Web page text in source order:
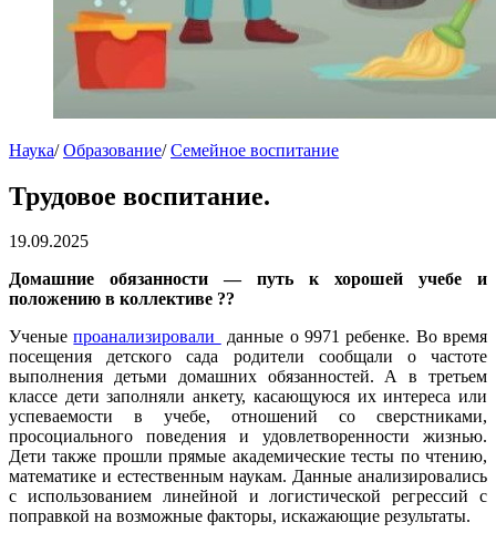
Наука/Образование/Семейное воспитание
Трудовое воспитание.
19.09.2025
Домашние обязанности — путь к хорошей учебе и
положению в коллективе ??
Ученыепроанализировали
данные о 9971 ребенке. Во время
посещения детского сада родители сообщали о частоте
выполнения детьми домашних обязанностей. А в третьем
классе дети заполняли анкету, касающуюся их интереса или
успеваемости в учебе, отношений со сверстниками,
просоциального поведения и удовлетворенности жизнью.
Дети также прошли прямые академические тесты по чтению,
математике и естественным наукам. Данные анализировались
с использованием линейной и логистической регрессий с
поправкой на возможные факторы, искажающие результаты.